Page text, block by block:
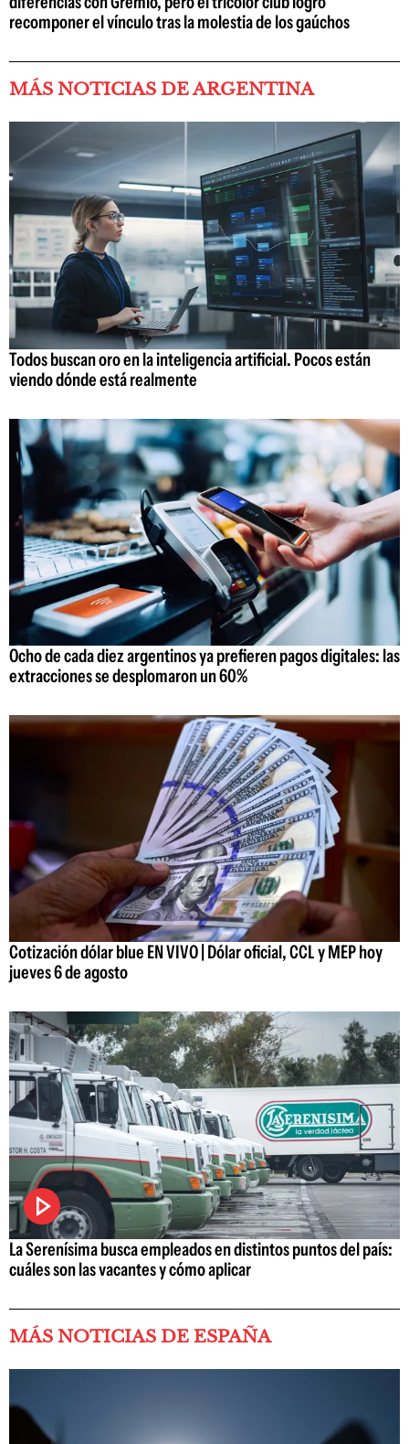
recomponer el vínculo tras la molestia de los gaúchos
MÁS NOTICIAS DE ARGENTINA
Todos buscan oro en la inteligencia artificial. Pocos están
viendo dónde está realmente
Ocho de cada diez argentinos ya prefieren pagos digitales: las
extracciones se desplomaron un 60%
Cotización dólar blue EN VIVO | Dólar oficial, CCL y MEP hoy
jueves 6 de agosto
La Serenísima busca empleados en distintos puntos del país:
cuáles son las vacantes y cómo aplicar
MÁS NOTICIAS DE ESPAÑA